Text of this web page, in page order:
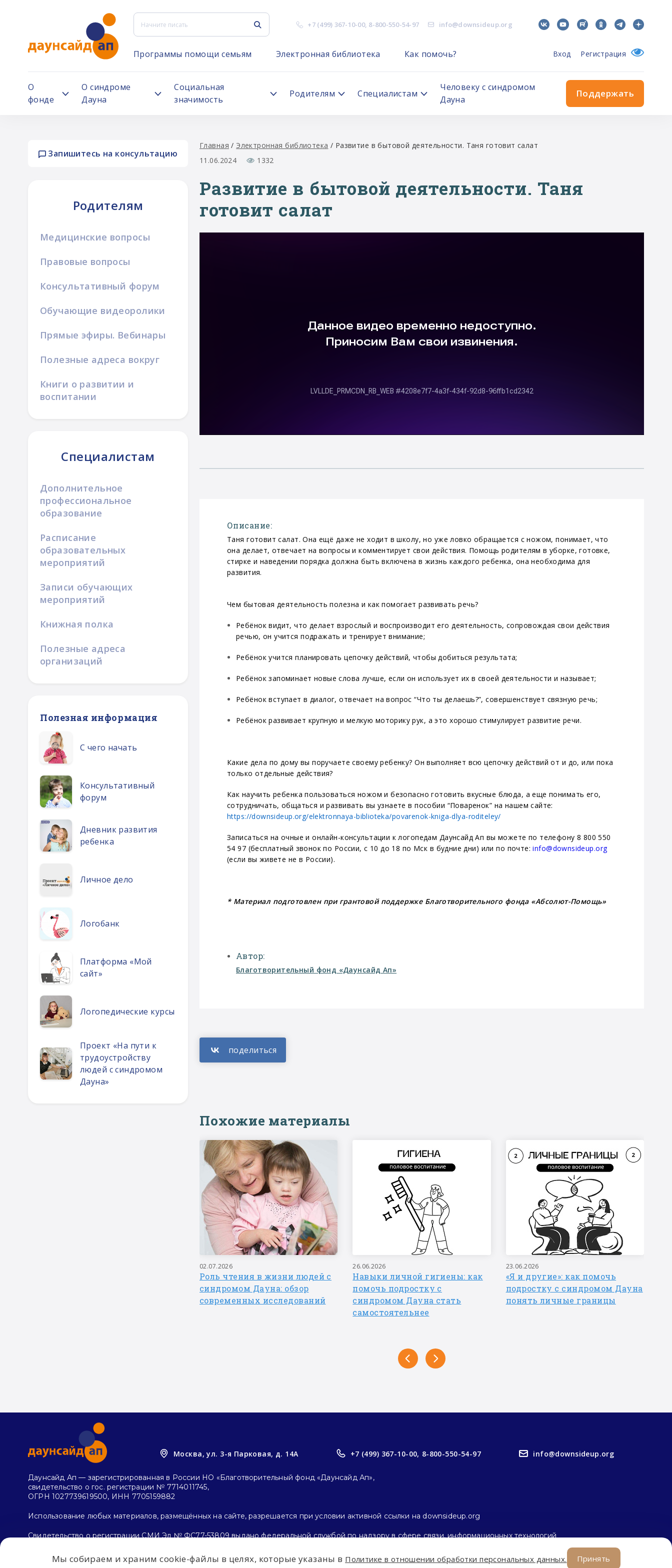
+7 (499) 367-10-00, 8-800-550-54-97 info@downsideup.org
Программы помощи семьям Электронная библиотека Как помочь? Вход Регистрация
О
фонде
О синдроме
Дауна
Социальная
значимость
Родителям Специалистам
Человеку с синдромом
Дауна
Поддержать
Запишитесь на консультацию
Родителям
Медицинские вопросы
Правовые вопросы
Консультативный форум
Обучающие видеоролики
Прямые эфиры. Вебинары
Полезные адреса вокруг
Книги о развитии и
воспитании
Специалистам
Дополнительное
профессиональное
образование
Расписание
образовательных
мероприятий
Записи обучающих
мероприятий
Книжная полка
Полезные адреса
организаций
Полезная информация
С чего начать
Консультативный
форум
Дневник развития
ребенка
Личное дело
Логобанк
Платформа «Мой
сайт»
Логопедические курсы
Проект «На пути к
трудоустройству
людей с синдромом
Дауна»
Главная / Электронная библиотека / Развитие в бытовой деятельности. Таня готовит салат
11.06.2024
1332
Развитие в бытовой деятельности. Таня
готовит салат
Описание:
Таня готовит салат. Она ещё даже не ходит в школу, но уже ловко обращается с ножом, понимает, что
она делает, отвечает на вопросы и комментирует свои действия. Помощь родителям в уборке, готовке,
стирке и наведении порядка должна быть включена в жизнь каждого ребенка, она необходима для
развития.
Чем бытовая деятельность полезна и как помогает развивать речь?
Ребёнок видит, что делает взрослый и воспроизводит его деятельность, сопровождая свои действия
речью, он учится подражать и тренирует внимание;
Ребёнок учится планировать цепочку действий, чтобы добиться результата;
Ребёнок запоминает новые слова лучше, если он использует их в своей деятельности и называет;
Ребёнок вступает в диалог, отвечает на вопрос “Что ты делаешь?”, совершенствует связную речь;
Ребёнок развивает крупную и мелкую моторику рук, а это хорошо стимулирует развитие речи.
Какие дела по дому вы поручаете своему ребенку? Он выполняет всю цепочку действий от и до, или пока
только отдельные действия?
Как научить ребенка пользоваться ножом и безопасно готовить вкусные блюда, а еще понимать его,
сотрудничать, общаться и развивать вы узнаете в пособии “Поваренок” на нашем сайте:
https://downsideup.org/elektronnaya-biblioteka/povarenok-kniga-dlya-roditeley/
Записаться на очные и онлайн-консультации к логопедам Даунсайд Ап вы можете по телефону 8 800 550
54 97 (бесплатный звонок по России, с 10 до 18 по Мск в будние дни) или по почте:info@downsideup.org
(если вы живете не в России).
* Материал подготовлен при грантовой поддержке Благотворительного фонда «Абсолют-Помощь»
Автор:
Благотворительный фонд «Даунсайд Ап»
Похожие материалы
02.07.2026
Роль чтения в жизни людей с
синдромом Дауна: обзор
современных исследований
26.06.2026
Навыки личной гигиены: как
помочь подростку с
синдромом Дауна стать
самостоятельнее
23.06.2026
«Я и другие»: как помочь
подростку с синдромом Дауна
понять личные границы
Москва, ул. 3-я Парковая, д. 14А +7 (499) 367-10-00, 8-800-550-54-97 info@downsideup.org
Даунсайд Ап — зарегистрированная в России НО «Благотворительный фонд «Даунсайд Ап»,
свидетельство о гос. регистрации № 7714011745,
ОГРН 1027739619500, ИНН 7705159882
Использование любых материалов, размещённых на сайте, разрешается при условии активной ссылки на downsideup.org
Свидетельство о регистрации СМИ Эл № ФС77-53809 выдано федеральной службой по надзору в сфере связи, информационных технологий
Политика конфиденциальности
Мы собираем и храним cookie-файлы в целях, которые указаны в Политике в отношении обработки персональных данных. Принять